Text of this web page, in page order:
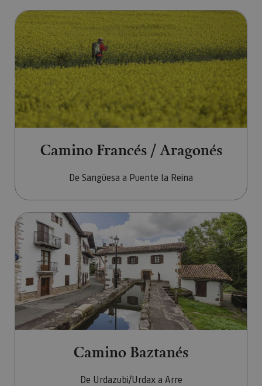
Ir a Camino Francés / Aragonés
Camino Francés / Aragonés
De Sangüesa a Puente la Reina
Ir a Camino Baztanés
Camino Baztanés
De Urdazubi/Urdax a Arre